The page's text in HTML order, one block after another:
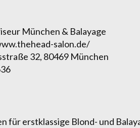
München & Balayage
salon.de/
32, 80469 München
für erstklassige Blond- und